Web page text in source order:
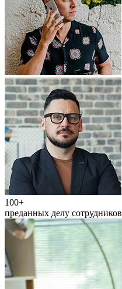
100+
преданных делу сотрудников